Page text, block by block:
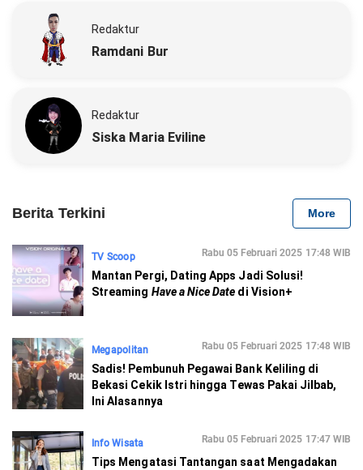
Redaktur
Ramdani Bur
Redaktur
Siska Maria Eviline
Berita Terkini More
TV Scoop Rabu 05 Februari 2025 17:48 WIB
Mantan Pergi, Dating Apps Jadi Solusi!
Streaming Have a Nice Date di Vision+
Megapolitan Rabu 05 Februari 2025 17:48 WIB
Sadis! Pembunuh Pegawai Bank Keliling di
Bekasi Cekik Istri hingga Tewas Pakai Jilbab,
Ini Alasannya
Info Wisata Rabu 05 Februari 2025 17:47 WIB
Tips Mengatasi Tantangan saat Mengadakan